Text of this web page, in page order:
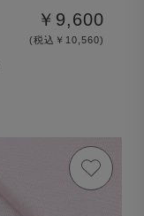
￥9,600
(税込￥10,560)